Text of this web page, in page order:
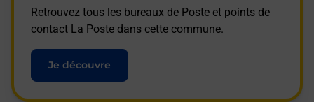
Retrouvez tous les bureaux de Poste et points de
contact La Poste dans cette commune.
Je découvre